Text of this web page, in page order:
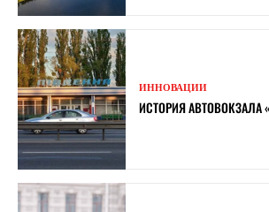
ИННОВАЦИИ
ИСТОРИЯ